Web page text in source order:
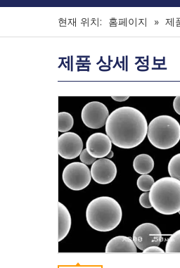
현재 위치: 홈페이지 » 제
제품 상세 정보